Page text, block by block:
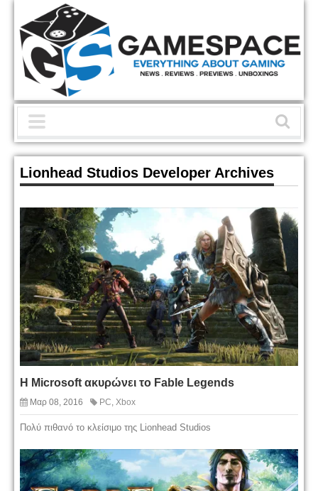
Lionhead Studios Developer Archives
Η Microsoft ακυρώνει το Fable Legends
Μαρ 08, 2016 PC, Xbox
Πολύ πιθανό το κλείσιμο της Lionhead Studios